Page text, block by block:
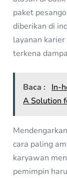
paket
diberikan di
layanan
terkena
Baca :
In-
A Solution
cara paling
karyawan
pemimpin